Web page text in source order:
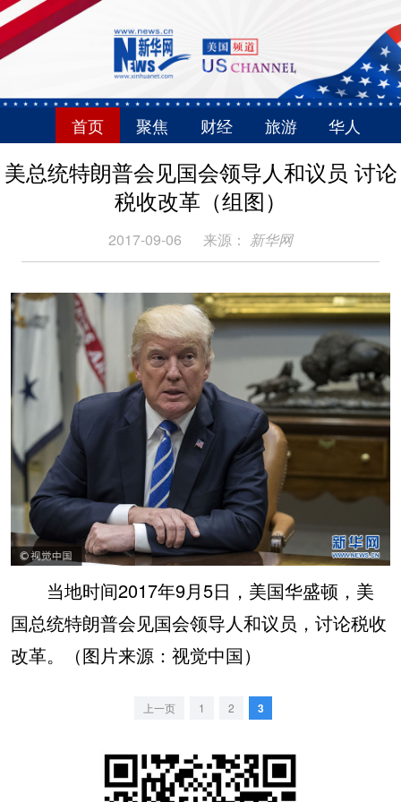
首页 聚焦 财经 旅游 华人
美总统特朗普会见国会领导人和议员 讨论
税收改革（组图）
2017-09-06 来源： 新华网
当地时间2017年9月5日，美国华盛顿，美
国总统特朗普会见国会领导人和议员，讨论税收
改革。（图片来源：视觉中国）
上一页 1 2 3